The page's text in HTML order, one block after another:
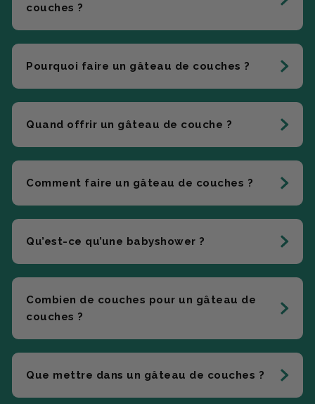
couches ?
Pourquoi faire un gâteau de couches ?
Quand offrir un gâteau de couche ?
Comment faire un gâteau de couches ?
Qu’est-ce qu’une babyshower ?
Combien de couches pour un gâteau de
couches ?
Que mettre dans un gâteau de couches ?